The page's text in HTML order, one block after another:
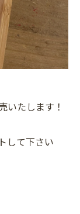
いたします！
して下さい